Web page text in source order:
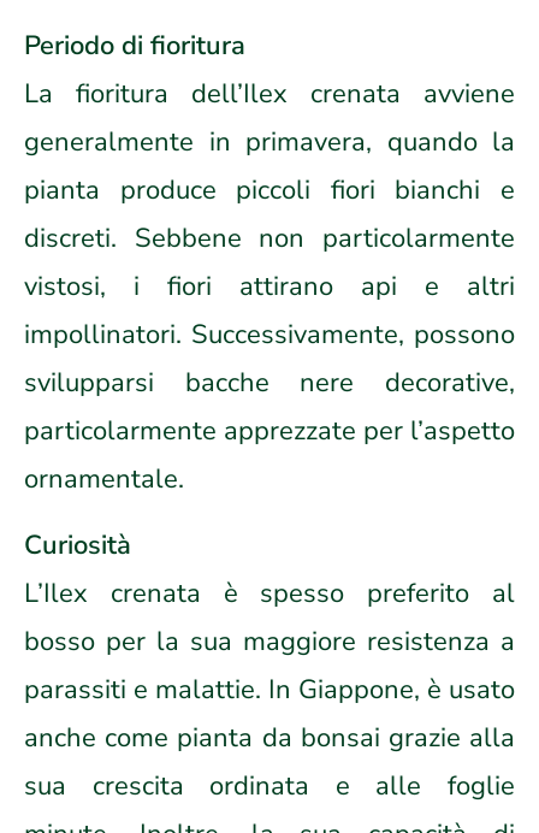
Periodo di fioritura
La fioritura dell’Ilex crenata avviene
generalmente in primavera, quando la
pianta produce piccoli fiori bianchi e
discreti. Sebbene non particolarmente
vistosi, i fiori attirano api e altri
impollinatori. Successivamente, possono
svilupparsi bacche nere decorative,
particolarmente apprezzate per l’aspetto
ornamentale.
Curiosità
L’Ilex crenata è spesso preferito al
bosso per la sua maggiore resistenza a
parassiti e malattie. In Giappone, è usato
anche come pianta da bonsai grazie alla
sua crescita ordinata e alle foglie